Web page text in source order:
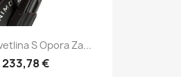
S Opora Za...
233,78 €